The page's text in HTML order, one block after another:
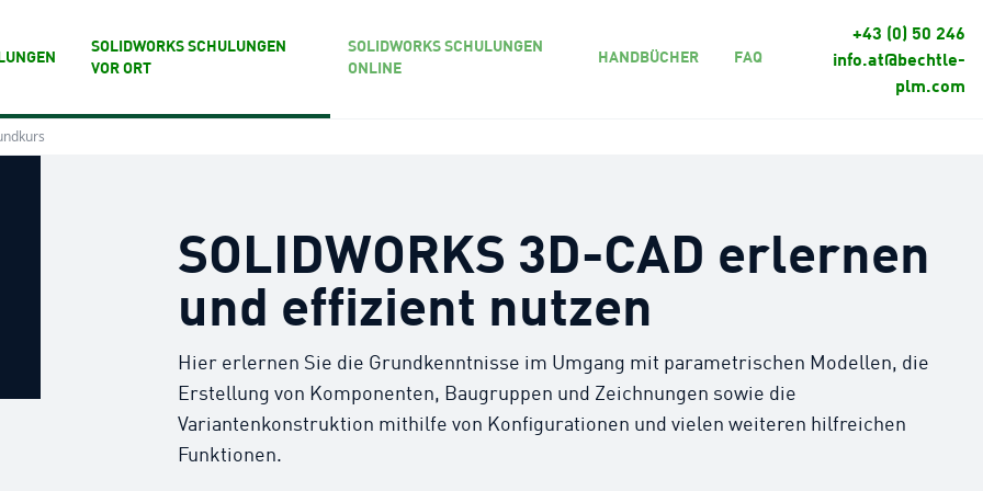
SOLIDWORKS SCHULUNGEN
VOR ORT
SOLIDWORKS SCHULUNGEN
ONLINE
HANDBÜCHER FAQ
+43 (0) 50 246
info.at@bechtle-
plm.com
SOLIDWORKS 3D-CAD erlernen
und effizient nutzen
Hier erlernen Sie die Grundkenntnisse im Umgang mit parametrischen Modellen, die
Erstellung von Komponenten, Baugruppen und Zeichnungen sowie die
Variantenkonstruktion mithilfe von Konfigurationen und vielen weiteren hilfreichen
Funktionen.